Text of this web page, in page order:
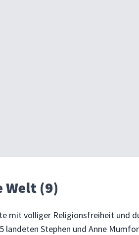
Welt (9)
mit völliger Religionsfreiheit und
landeten Stephen und Anne